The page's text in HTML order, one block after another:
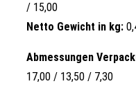
/ 15,00
Netto Gewicht in kg:
Abmessungen
17,00 / 13,50 / 7,30